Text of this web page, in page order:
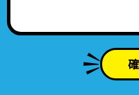
■当利⽤規約の範囲
本利⽤規約は、株式